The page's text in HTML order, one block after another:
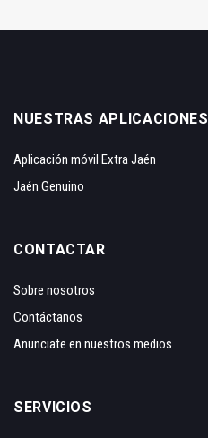
NUESTRAS APLICACIONES
Aplicación móvil Extra Jaén
Jaén Genuino
CONTACTAR
Sobre nosotros
Contáctanos
Anunciate en nuestros medios
SERVICIOS